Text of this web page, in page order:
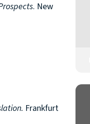
. New
Frankfurt